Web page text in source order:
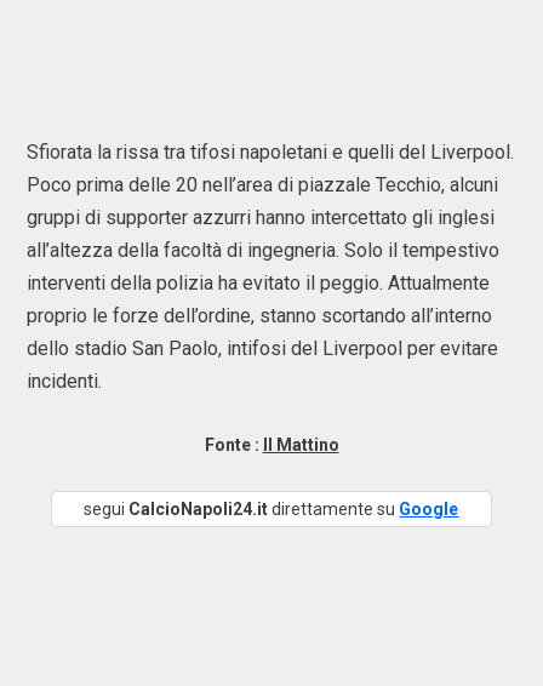
Sfiorata la rissa tra tifosi napoletani e quelli del Liverpool.
Poco prima delle 20 nell’area di piazzale Tecchio, alcuni
gruppi di supporter azzurri hanno intercettato gli inglesi
all’altezza della facoltà di ingegneria. Solo il tempestivo
interventi della polizia ha evitato il peggio. Attualmente
proprio le forze dell’ordine, stanno scortando all’interno
dello stadio San Paolo, intifosi del Liverpool per evitare
incidenti.
Fonte : Il Mattino
segui CalcioNapoli24.itdirettamente su Google